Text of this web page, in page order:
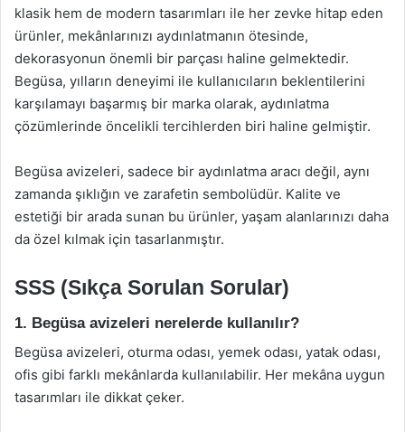
klasik hem de modern tasarımları ile her zevke hitap eden
ürünler, mekânlarınızı aydınlatmanın ötesinde,
dekorasyonun önemli bir parçası haline gelmektedir.
Begüsa, yılların deneyimi ile kullanıcıların beklentilerini
karşılamayı başarmış bir marka olarak, aydınlatma
çözümlerinde öncelikli tercihlerden biri haline gelmiştir.
Begüsa avizeleri, sadece bir aydınlatma aracı değil, aynı
zamanda şıklığın ve zarafetin sembolüdür. Kalite ve
estetiği bir arada sunan bu ürünler, yaşam alanlarınızı daha
da özel kılmak için tasarlanmıştır.
SSS (Sıkça Sorulan Sorular)
1. Begüsa avizeleri nerelerde kullanılır?
Begüsa avizeleri, oturma odası, yemek odası, yatak odası,
ofis gibi farklı mekânlarda kullanılabilir. Her mekâna uygun
tasarımları ile dikkat çeker.